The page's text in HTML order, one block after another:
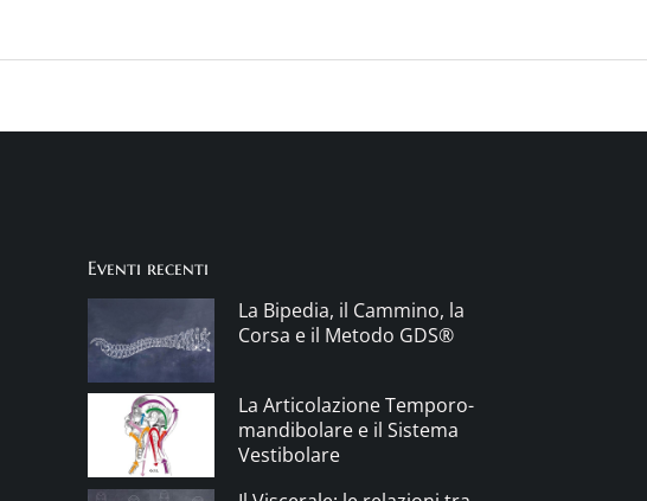
Eventi recenti
La Bipedia, il Cammino, la
Corsa e il Metodo GDS®
La Articolazione Temporo-
mandibolare e il Sistema
Vestibolare